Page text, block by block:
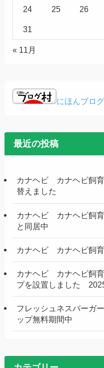
24 25 26
31
« 11月
にほんブロ
最近の投稿
カナヘビ カナヘビ飼
替えました
カナヘビ カナヘビ飼
と同居中
カナヘビ カナヘビ飼
カナヘビ カナヘビ飼
プを設置しました
フレッシュネスバーガ
ップ無料期間中